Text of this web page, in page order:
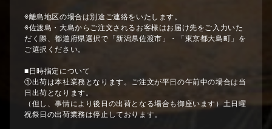
※離島地区の場合は別途ご連絡をいたします。
※佐渡島・大島からご注文されるお客様はお届け先をご入力いた
だく際、都道府県選択で「新潟県佐渡市」・「東京都大島町」を
ご選択ください。
■日時指定について
①出荷は本社業務となります。ご注文が平日の午前中の場合は当
日出荷となります。
（但し、事情により後日の出荷となる場合も御座います）土日曜
祝祭日の出荷業務は停止しております。